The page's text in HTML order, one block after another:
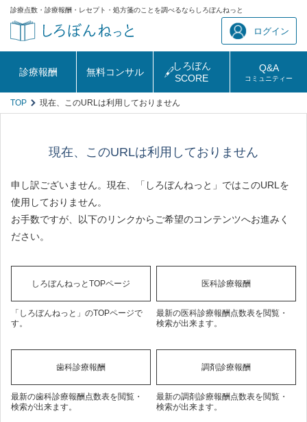
診療点数・診療報酬・レセプト・処方箋のことを調べるならしろぼんねっと
ログイン
診療報酬 無料コンサル
しろぼん
SCORE
Q&A
コミュニティー
TOP 現在、このURLは利用しておりません
現在、このURLは利用しておりません
申し訳ございません。現在、「しろぼんねっと」ではこのURLを
使用しておりません。
お手数ですが、以下のリンクからご希望のコンテンツへお進みく
ださい。
しろぼんねっとTOPページ
「しろぼんねっと」のTOPページで
す。
医科診療報酬
最新の医科診療報酬点数表を閲覧・
検索が出来ます。
歯科診療報酬
最新の歯科診療報酬点数表を閲覧・
検索が出来ます。
調剤診療報酬
最新の調剤診療報酬点数表を閲覧・
検索が出来ます。